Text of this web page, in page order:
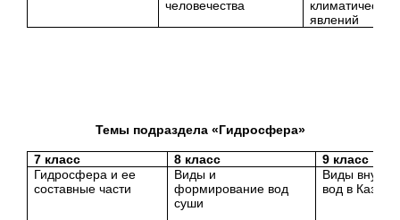
человечества
климатических
явлений
Темы подраздела «Гидросфера»
7 класс 8 класс
9 класс
Гидросфера и ее
составные части
Виды и
формирование вод
суши
Виды
вод в